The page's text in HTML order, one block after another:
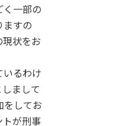
く一部の
ますの
状をお
いるわけ
まして
をしてお
トが刑事